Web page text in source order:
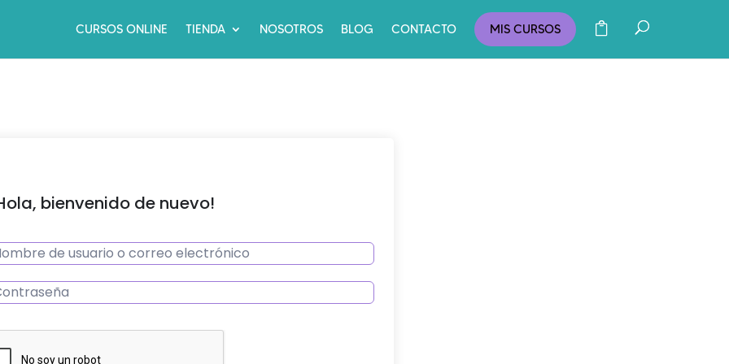
CURSOS ONLINE TIENDA NOSOTROS BLOG CONTACTO MIS CURSOS
bienvenido de nuevo!